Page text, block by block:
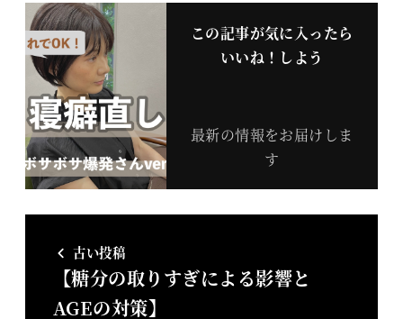
この記事が気に入ったら
いいね！しよう
最新の情報をお届けしま
す
古い投稿
【糖分の取りすぎによる影響と
AGEの対策】